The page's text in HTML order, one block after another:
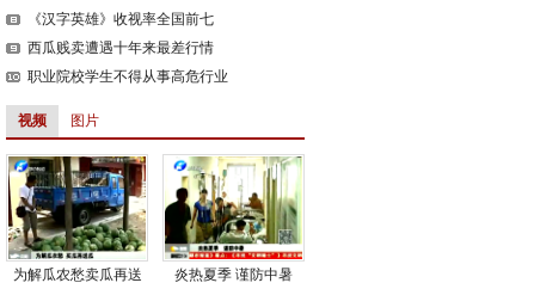
《汉字英雄》收视率全国前七
西瓜贱卖遭遇十年来最差行情
职业院校学生不得从事高危行业
视频 图片
为解瓜农愁卖瓜再送
炎热夏季 谨防中暑